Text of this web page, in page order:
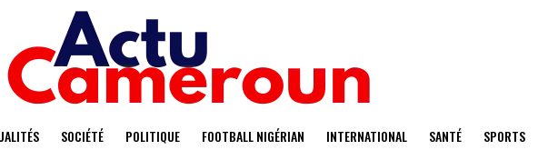
SOCIÉTÉ POLITIQUE FOOTBALL NIGÉRIAN INTERNATIONAL SANTÉ SPORTS